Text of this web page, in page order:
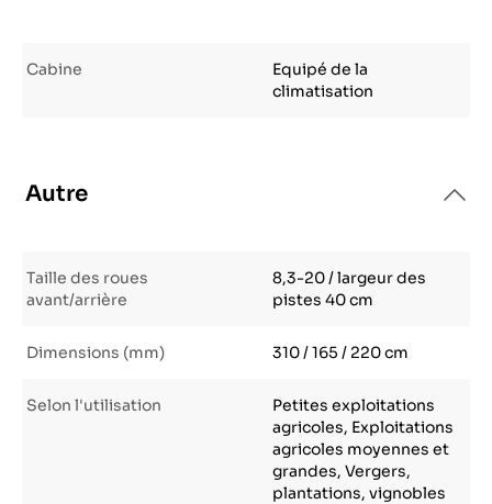
Cabine
Equipé de la
climatisation
Autre
Taille des roues
avant/arrière
8,3-20 / largeur des
pistes 40 cm
Dimensions (mm) 310 / 165 / 220 cm
Selon l'utilisation
Petites exploitations
agricoles, Exploitations
agricoles moyennes et
grandes, Vergers,
plantations, vignobles